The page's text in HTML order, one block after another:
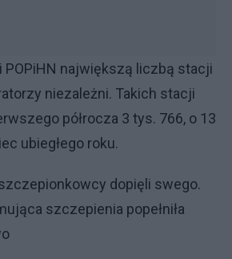
POPiHN największą liczbą stacji
niezależni. Takich stacji
półrocza 3 tys. 766, o 13
ubiegłego roku.
dopięli swego.
szczepienia popełniła